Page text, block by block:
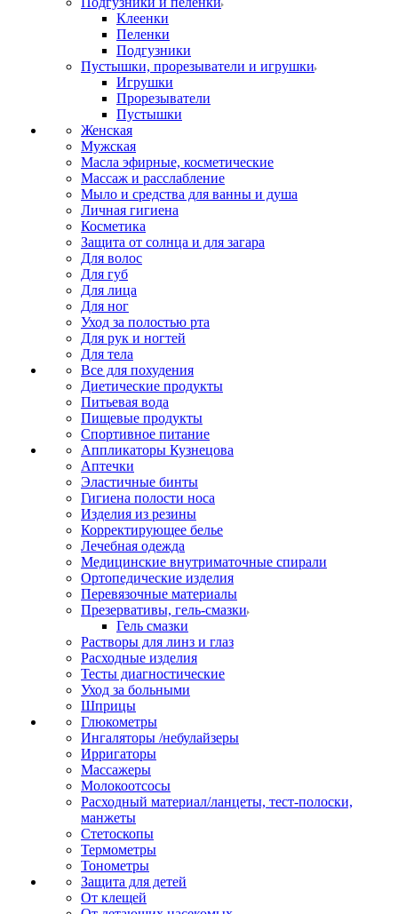
Клеенки
Пеленки
Подгузники
Пустышки, прорезыватели и игрушки
Игрушки
Прорезыватели
Пустышки
Женская
Мужская
Масла эфирные, косметические
Массаж и расслабление
Мыло и средства для ванны и душа
Личная гигиена
Косметика
Защита от солнца и для загара
Для волос
Для губ
Для лица
Для ног
Уход за полостью рта
Для рук и ногтей
Для тела
Все для похудения
Диетические продукты
Питьевая вода
Пищевые продукты
Спортивное питание
Аппликаторы Кузнецова
Аптечки
Эластичные бинты
Гигиена полости носа
Изделия из резины
Корректирующее белье
Лечебная одежда
Медицинские внутриматочные спирали
Ортопедические изделия
Перевязочные материалы
Презервативы, гель-смазки
Гель смазки
Растворы для линз и глаз
Расходные изделия
Тесты диагностические
Уход за больными
Шприцы
Глюкометры
Ингаляторы /небулайзеры
Ирригаторы
Массажеры
Молокоотсосы
Расходный материал/ланцеты, тест-полоски,
манжеты
Стетоскопы
Термометры
Тонометры
Защита для детей
От клещей